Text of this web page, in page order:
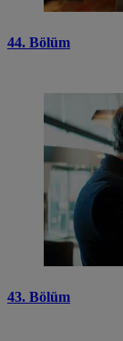
44. Bölüm
43. Bölüm